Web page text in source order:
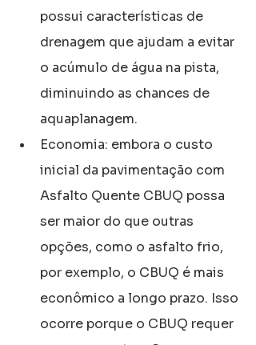
possui características de
drenagem que ajudam a evitar
o acúmulo de água na pista,
diminuindo as chances de
aquaplanagem.
Economia: embora o custo
inicial da pavimentação com
Asfalto Quente CBUQ possa
ser maior do que outras
opções, como o asfalto frio,
por exemplo, o CBUQ é mais
econômico a longo prazo. Isso
ocorre porque o CBUQ requer